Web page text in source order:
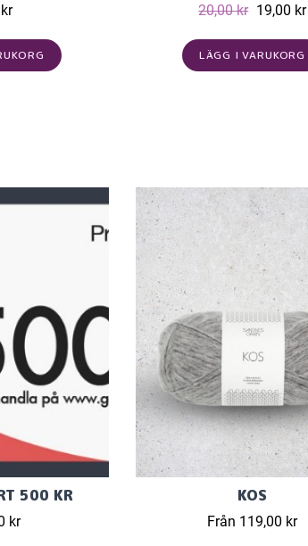
20,00 kr 19,00 kr
LÄGG I VARUKORG
500 KR
kr
KOS
Från 119,00 kr